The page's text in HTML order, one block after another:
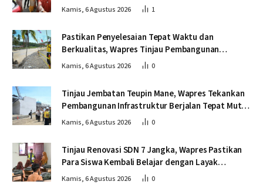
Sekolah
Kamis, 6 Agustus 2026 1
Pastikan Penyelesaian Tepat Waktu dan
Berkualitas, Wapres Tinjau Pembangunan
Jembatan Lumut
Kamis, 6 Agustus 2026 0
Tinjau Jembatan Teupin Mane, Wapres Tekankan
Pembangunan Infrastruktur Berjalan Tepat Mutu
dan Tepat Waktu
Kamis, 6 Agustus 2026 0
Tinjau Renovasi SDN 7 Jangka, Wapres Pastikan
Para Siswa Kembali Belajar dengan Layak
Pascabencana
Kamis, 6 Agustus 2026 0